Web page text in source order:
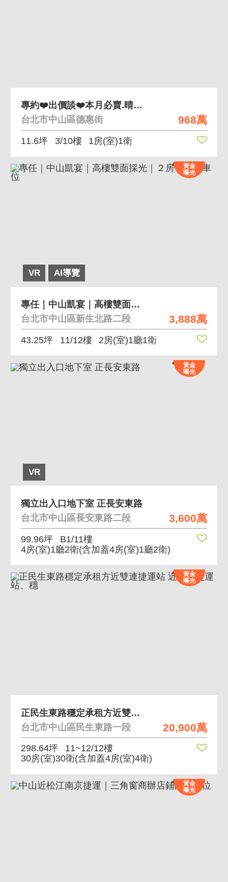
968萬
專約❤️出價談❤️本月必賣.晴光商圈.有管理電梯
台北市中山區德惠街
11.6坪 3/10樓 1房(室)1衛
VR AI導覽
黃金
曝光
3,888萬
專任｜中山凱宴｜高樓雙面採光｜２房＋坡平車位
台北市中山區新生北路二段
43.25坪 11/12樓 2房(室)1廳1衛
VR
黃金
曝光
3,600萬
獨立出入口地下室 正長安東路
台北市中山區長安東路二段
99.96坪
B1/11樓
4房(室)1廳2衛(含加蓋4房(室)1廳2衛)
黃金
曝光
20,900萬
正民生東路穩定承租方近雙連捷運站 近雙連捷運站、穩
台北市中山區民生東路一段
298.64坪
11~12/12樓
30房(室)30衛(含加蓋4房(室)4衛)
黃金
曝光